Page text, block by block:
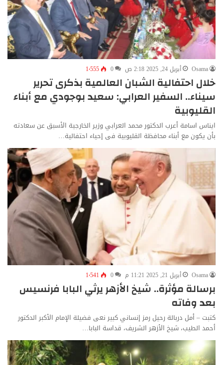
Osama أبريل 24, 2025 2:18 ص 0 1٬555
خلال احتفالية الشبان العالمية بذكرى تحرير
سيناء.. السفير العرابي: سعيد بوجودي مع أبناء
القليوبية
ايناس اسامة أعرب الدكتور محمد العرابي وزير الخارجية الأسبق عن سعادته
بأن يكون مع أبناء محافظة القليوبية فى إحياء احتفالية…
Osama أبريل 21, 2025 11:21 م 0 1٬541
برسالة مؤثرة.. شيخ الأزهر يرثي البابا فرنسيس
بعد وفاته
كتبت – أمل دربالة رحيل رمز إنساني كبير نعى فضيلة الإمام الأكبر الدكتور
أحمد الطيب، شيخ الأزهر الشريف، قداسة البابا…